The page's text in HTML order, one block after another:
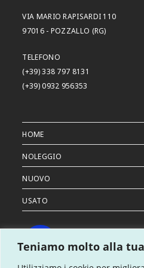
Teniamo molto alla
VIA MARIO RAPISARDI 110
97016 - POZZALLO (RG)
TELEFONO
(+39) 338 797 8131
(+39) 0932 956353
HOME
NOLEGGIO
NUOVO
USATO